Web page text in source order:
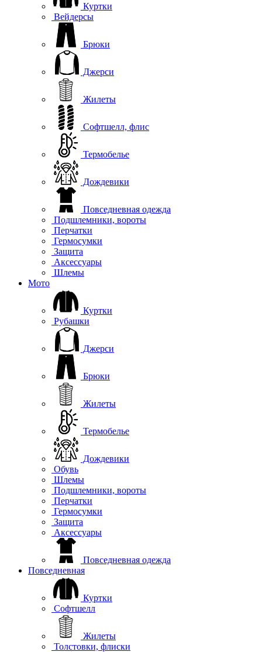
Куртки
Вейдерсы
Брюки
Джерси
Жилеты
Софтшелл, флис
Термобелье
Дождевики
Повседневная одежда
Подшлемники, вороты
Перчатки
Гермосумки
Защита
Аксессуары
Шлемы
Мото
Куртки
Рубашки
Джерси
Брюки
Жилеты
Термобелье
Дождевики
Обувь
Шлемы
Подшлемники, вороты
Перчатки
Гермосумки
Защита
Аксессуары
Повседневная одежда
Повседневная
Куртки
Софтшелл
Жилеты
Толстовки, флиски